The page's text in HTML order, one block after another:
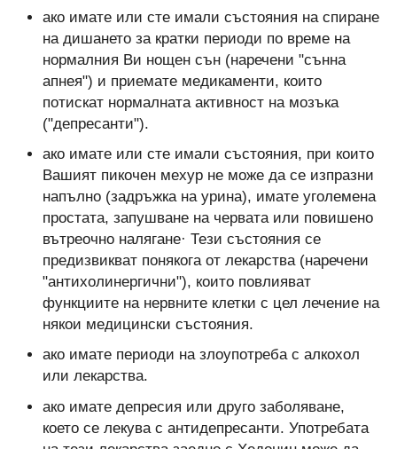
ако имате или сте имали състояния на спиране
на дишането за кратки периоди по време на
нормалния Ви нощен сън (наречени "сънна
апнея") и приемате медикаменти, които
потискат нормалната активност на мозъка
("депресанти").
ако имате или сте имали състояния, при които
Вашият пикочен мехур не може да се изпразни
напълно (задръжка на урина), имате уголемена
простата, запушване на червата или повишено
вътреочно налягане· Тези състояния се
предизвикват понякога от лекарства (наречени
"антихолинергични"), които повлияват
функциите на нервните клетки с цел лечение на
някои медицински състояния.
ако имате периоди на злоупотреба с алкохол
или лекарства.
ако имате депресия или друго заболяване,
което се лекува с антидепресанти. Употребата